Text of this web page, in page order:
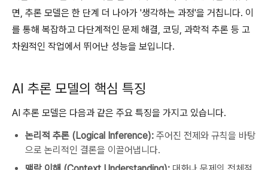
면, 추론 모델은 한 단계 더 나아가 '생각하는 과정'을 거칩니다. 이
를 통해 복잡하고 다단계적인 문제 해결, 코딩, 과학적 추론 등 고
차원적인 작업에서 뛰어난 성능을 보입니다.
AI 추론 모델의 핵심 특징
AI 추론 모델은 다음과 같은 주요 특징을 가지고 있습니다.
논리적 추론 (Logical Inference): 주어진 전제와 규칙을 바탕
으로 논리적인 결론을 이끌어냅니다.